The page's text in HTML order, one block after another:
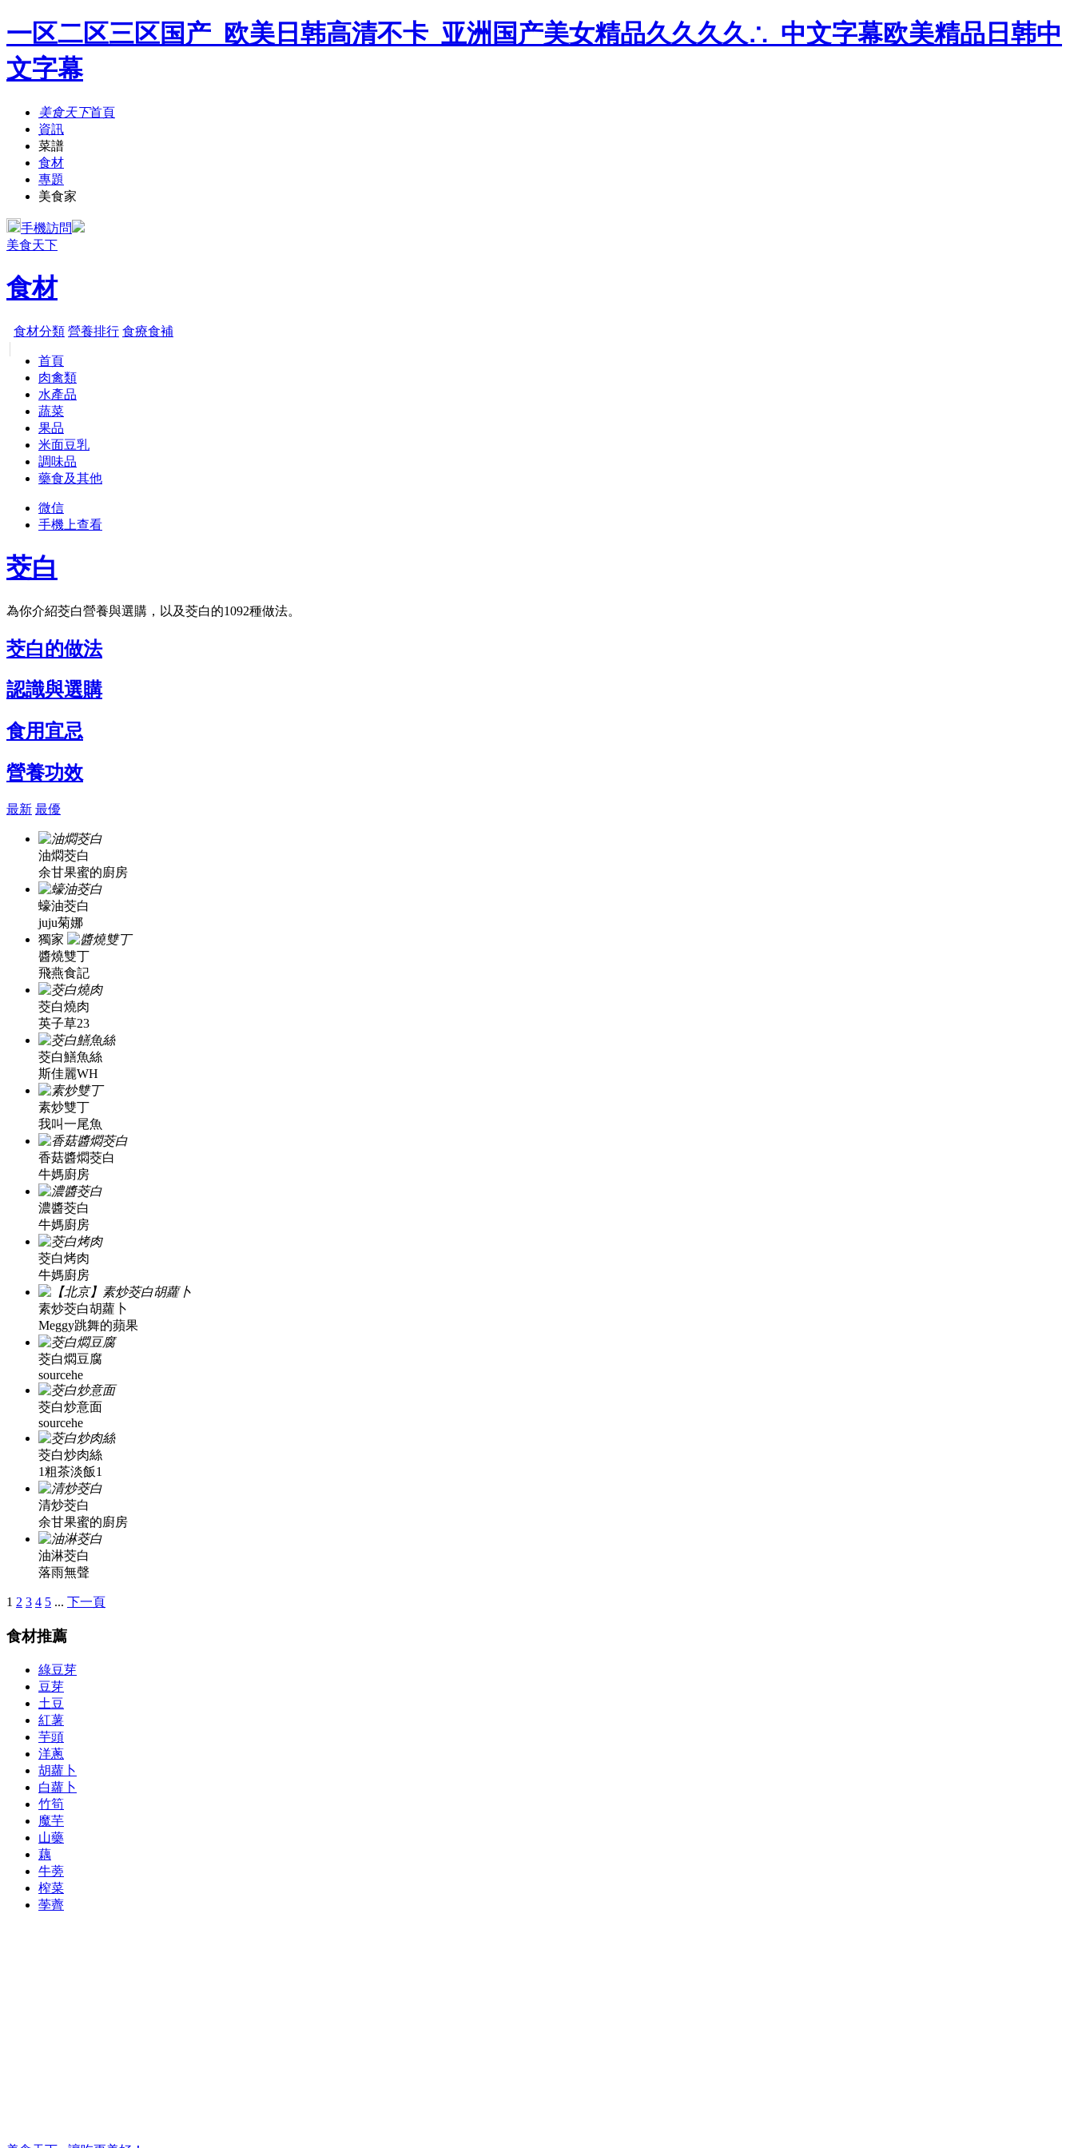
一区二区三区国产_欧美日韩高清不卡_亚洲国产美女精品久久久久∴_中文字幕欧美精品日韩中
文字幕
美食天下首頁
資訊
菜譜
食材
專題
美食家
手機訪問
美食天下
食材
食材分類 營養排行 食療食補
首頁
肉禽類
水產品
蔬菜
果品
米面豆乳
調味品
藥食及其他
微信
手機上查看
茭白
為你介紹茭白營養與選購，以及茭白的1092種做法。
茭白的做法
認識與選購
食用宜忌
營養功效
最新 最優
油燜茭白
余甘果蜜的廚房
蠔油茭白
juju菊娜
獨家
醬燒雙丁
飛燕食記
茭白燒肉
英子草23
茭白鱔魚絲
斯佳麗WH
素炒雙丁
我叫一尾魚
香菇醬燜茭白
牛媽廚房
濃醬茭白
牛媽廚房
茭白烤肉
牛媽廚房
素炒茭白胡蘿卜
Meggy跳舞的蘋果
茭白燜豆腐
sourcehe
茭白炒意面
sourcehe
茭白炒肉絲
1粗茶淡飯1
清炒茭白
余甘果蜜的廚房
油淋茭白
落雨無聲
1 2 3 4 5 ... 下一頁
食材推薦
綠豆芽
豆芽
土豆
紅薯
芋頭
洋蔥
胡蘿卜
白蘿卜
竹筍
魔芋
山藥
藕
牛蒡
榨菜
荸薺